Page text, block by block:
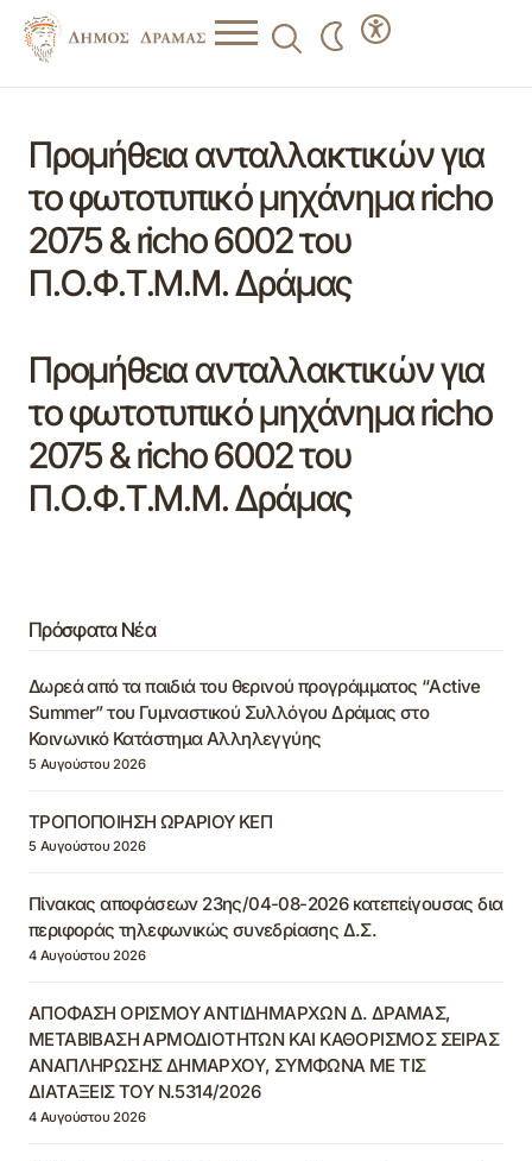
Προμήθεια ανταλλακτικών για
το φωτοτυπικό μηχάνημα richo
2075 & richo 6002 του
Π.Ο.Φ.Τ.Μ.Μ. Δράμας
Προμήθεια ανταλλακτικών για
το φωτοτυπικό μηχάνημα richo
2075 & richo 6002 του
Π.Ο.Φ.Τ.Μ.Μ. Δράμας
Πρόσφατα Νέα
Δωρεά από τα παιδιά του θερινού προγράμματος “Active
Summer” του Γυμναστικού Συλλόγου Δράμας στο
Κοινωνικό Κατάστημα Αλληλεγγύης
5 Αυγούστου 2026
ΤΡΟΠΟΠΟΙΗΣΗ ΩΡΑΡΙΟΥ ΚΕΠ
5 Αυγούστου 2026
Πίνακας αποφάσεων 23ης/04-08-2026 κατεπείγουσας δια
περιφοράς τηλεφωνικώς συνεδρίασης Δ.Σ.
4 Αυγούστου 2026
ΑΠΟΦΑΣΗ ΟΡΙΣΜΟΥ ΑΝΤΙΔΗΜΑΡΧΩΝ Δ. ΔΡΑΜΑΣ,
ΜΕΤΑΒΙΒΑΣΗ ΑΡΜΟΔΙΟΤΗΤΩΝ ΚΑΙ ΚΑΘΟΡΙΣΜΟΣ ΣΕΙΡΑΣ
ΑΝΑΠΛΗΡΩΣΗΣ ΔΗΜΑΡΧΟΥ, ΣΥΜΦΩΝΑ ΜΕ ΤΙΣ
ΔΙΑΤΑΞΕΙΣ ΤΟΥ Ν.5314/2026
4 Αυγούστου 2026